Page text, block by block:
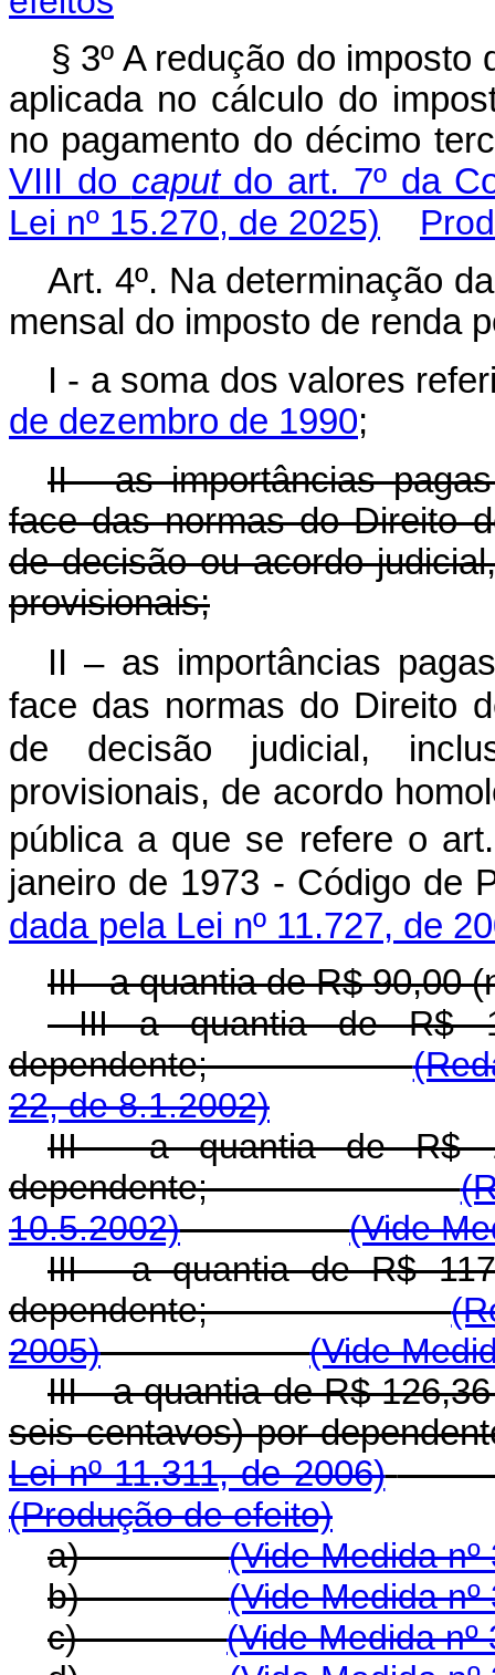
§ 3º A redução do
aplicada no cálculo do
no pagamento do décimo
VIII do caputdo art. 7º da
Lei nº 15.270, de 2025)
Art. 4º. Na determinação
mensal do imposto de renda
I - a soma dos valores
de dezembro de 1990;
II - as importâncias
face das normas do Direito
de decisão ou acordo
provisionais;
II – as importâncias
face das normas do Direito
de decisão judicial,
provisionais, de acordo
pública a que se refere o
janeiro de 1973 -
dada pela Lei nº 11.727, de
III - a quantia de R$ 90,00
III a quantia de R$
dependente;
22, de 8.1.2002)
III - a quantia de R$
dependente;
10.5.2002)
(Vide
III - a quantia de R$
dependente;
2005)
(Vide
III - a quantia de R$
seis centavos) por
Lei nº 11.311, de 2006)
(Produção de efeito)
a)(Vide Medida
b)(Vide Medida
c)(Vide Medida